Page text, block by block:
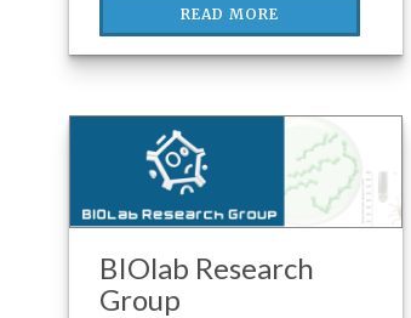
READ MORE
BIOlab Research
Group